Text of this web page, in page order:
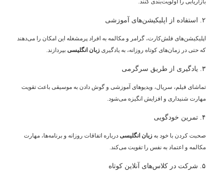
بازاریابی را اولویت‌بندی کنند.
اپلیکیشن‌های فلش‌کارت، گرامر و مکالمه به افراد پرمشغله این امکان را می‌دهند
که حتی در زمان‌های کوتاه روزانه، به یادگیریزبان انگلیسیبپردازند.
تماشای فیلم، سریال، ویدیوهای آموزشی و گوش دادن به موسیقی باعث تقویت
مهارت شنیداری و افزایش انگیزه می‌شود.
صحبت کردن با خود بهزبان انگلیسیدرباره اتفاقات روزانه و برنامه‌ها، مهارت
مکالمه و اعتماد به نفس را تقویت می‌کند.